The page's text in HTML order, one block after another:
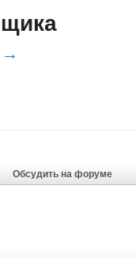
→
Обсудить на форуме